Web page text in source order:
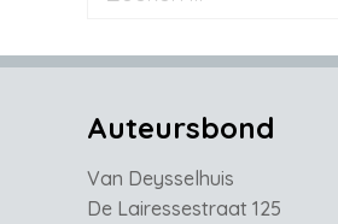
Auteursbond
Van Deysselhuis
De Lairessestraat 125